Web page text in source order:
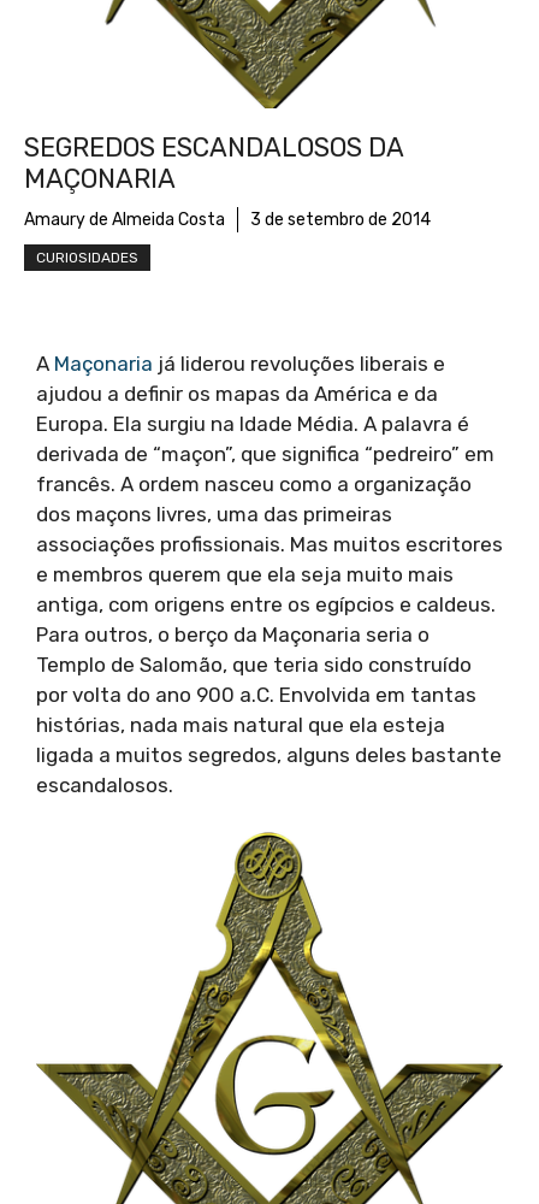
SEGREDOS ESCANDALOSOS DA
MAÇONARIA
Amaury de Almeida Costa 3 de setembro de 2014
CURIOSIDADES
A Maçonaria já liderou revoluções liberais e
ajudou a definir os mapas da América e da
Europa. Ela surgiu na Idade Média. A palavra é
derivada de “maçon”, que significa “pedreiro” em
francês. A ordem nasceu como a organização
dos maçons livres, uma das primeiras
associações profissionais. Mas muitos escritores
e membros querem que ela seja muito mais
antiga, com origens entre os egípcios e caldeus.
Para outros, o berço da Maçonaria seria o
Templo de Salomão, que teria sido construído
por volta do ano 900 a.C. Envolvida em tantas
histórias, nada mais natural que ela esteja
ligada a muitos segredos, alguns deles bastante
escandalosos.